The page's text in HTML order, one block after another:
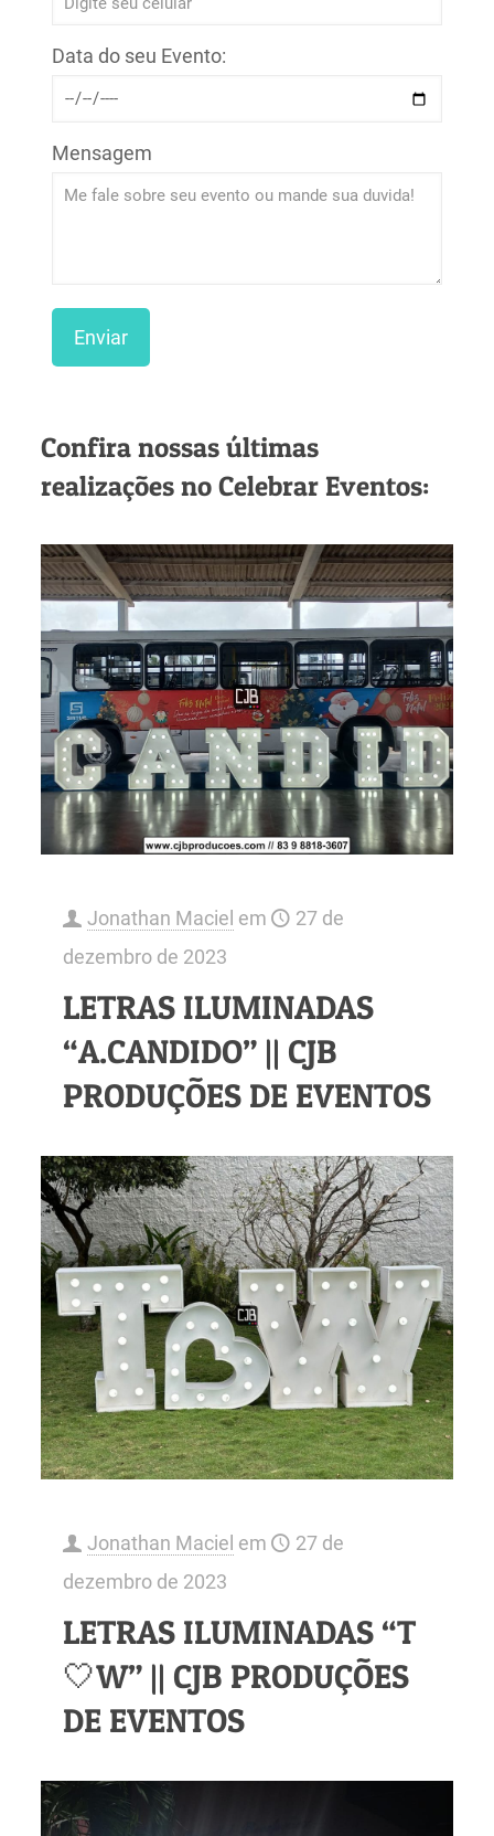
Data do seu Evento:
Mensagem
Confira nossas últimas
realizações no Celebrar Eventos:
Jonathan Maciel em
27 de
dezembro de 2023
LETRAS ILUMINADAS
“A.CANDIDO” || CJB
PRODUÇÕES DE EVENTOS
Jonathan Maciel em
27 de
dezembro de 2023
LETRAS ILUMINADAS “T
🤍W” || CJB PRODUÇÕES
DE EVENTOS